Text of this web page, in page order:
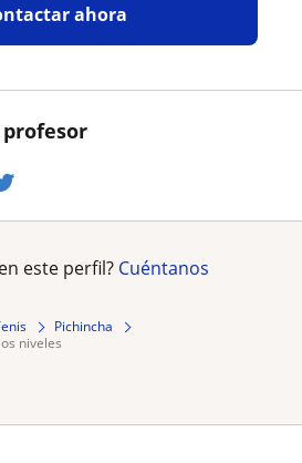
ahora
este perfil? Cuéntanos
Pichincha
niveles